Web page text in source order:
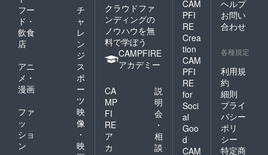
フー
ド・
飲食
店
チ
ャ
レ
ン
ジ
アニ
メ・
漫画
ス
ポ
ー
ツ
ファ
ッ
ショ
ン
映
像
・
映
クラウドファ
ンディングの
ノウハウを無
料で学ぼう
CAMPFIRE
アカデミー
CA
MP
FI
RE
ア
カ
説
明
会
・
相
談
CAM
PFI
RE
Crea
tion
CAM
PFI
RE
for
Soci
al
Goo
d
CAM
ヘルプ
お問い
合わせ
各種規定
利用規
約
細則
プライ
バシー
ポリ
シー
特定商